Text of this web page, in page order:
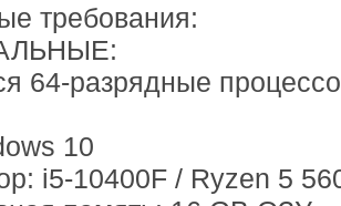
требования:
64-разрядные
10
i5-10400F / Ryzen 5